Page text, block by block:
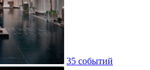
35 событий